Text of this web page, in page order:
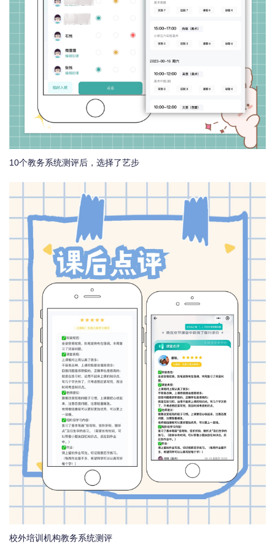
10个教务系统测评后，选择了艺步
校外培训机构教务系统测评